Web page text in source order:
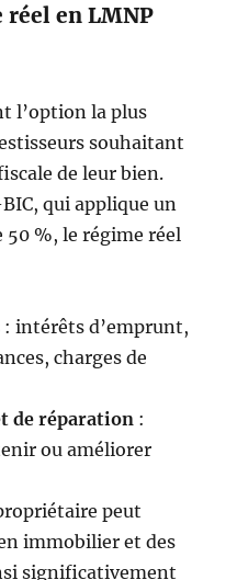
réel en LMNP
l’option la plus
souhaitant
de leur bien.
qui applique un
%, le régime réel
: intérêts d’emprunt,
charges de
de réparation :
ou améliorer
peut
immobilier et des
significativement